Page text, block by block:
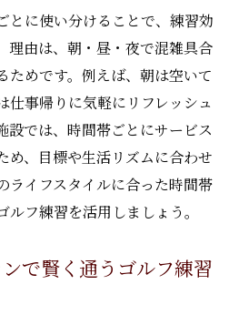
とに使い分けることで、練習効
理由は、朝・昼・夜で混雑具合
ためです。例えば、朝は空いて
仕事帰りに気軽にリフレッシュ
設では、時間帯ごとにサービス
め、目標や生活リズムに合わせ
ライフスタイルに合った時間帯
フ練習を活用しましょう。
で賢く通うゴルフ練習